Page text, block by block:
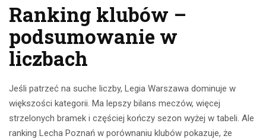
Ranking klubów –
podsumowanie w
liczbach
Jeśli patrzeć na suche liczby, Legia Warszawa dominuje w
większości kategorii. Ma lepszy bilans meczów, więcej
strzelonych bramek i częściej kończy sezon wyżej w tabeli. Ale
ranking Lecha Poznań w porównaniu klubów pokazuje, że